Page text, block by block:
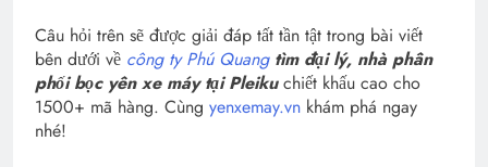
Câu hỏi trên sẽ được giải đáp tất tần tật trong bài viết
bên dưới về công ty Phú Quangtìm đại lý, nhà phân
phối bọc yên xe máy tại Pleikuchiết khấu cao cho
1500+ mã hàng. Cùng yenxemay.vn khám phá ngay
nhé!